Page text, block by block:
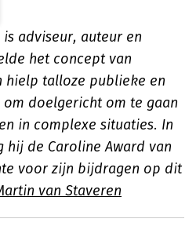
adviseur, auteur en
het concept van
hielp talloze publieke en
doelgericht om te gaan
in complexe situaties. In
hij de Caroline Award van
voor zijn bijdragen op dit
van Staveren